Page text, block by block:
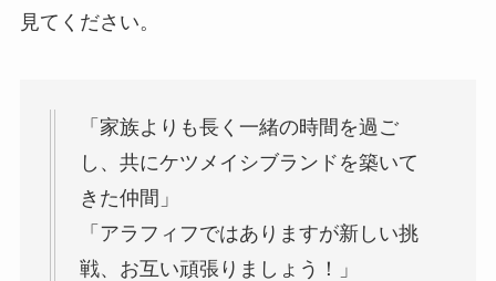
見てください。
「家族よりも長く一緒の時間を過ご
し、共にケツメイシブランドを築いて
きた仲間」
「アラフィフではありますが新しい挑
戦、お互い頑張りましょう！」